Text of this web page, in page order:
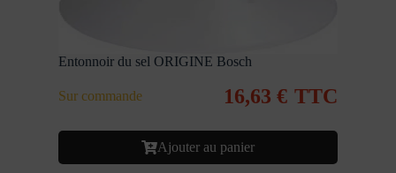
Entonnoir du sel ORIGINE Bosch
Sur commande 16,63 € TTC
Ajouter au panier